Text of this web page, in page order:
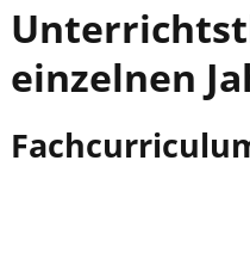
einzelnen